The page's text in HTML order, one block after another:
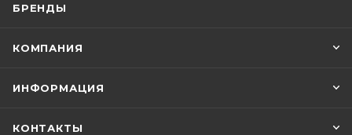
БРЕНДЫ
КОМПАНИЯ
ИНФОРМАЦИЯ
КОНТАКТЫ